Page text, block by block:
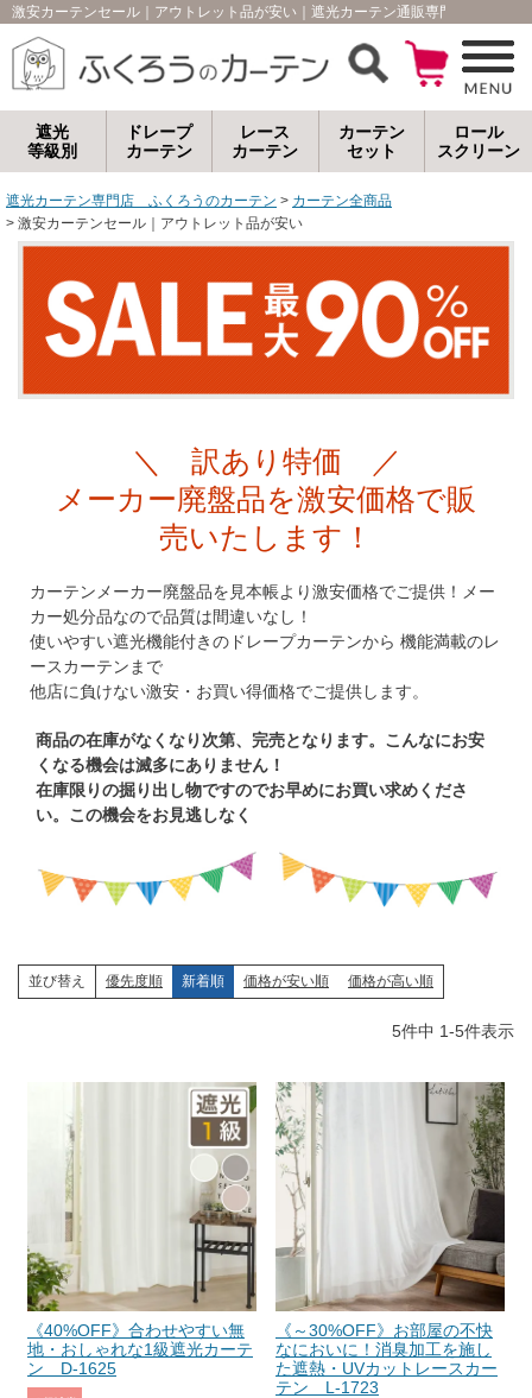
激安カーテンセール｜アウトレット品が安い｜遮光カーテン通販専門店｜ふくろ
遮光
等級別
ドレープ
カーテン
レース
カーテン
カーテン
セット
ロール
スクリーン
遮光カーテン専門店 ふくろうのカーテン
カーテン全商品
激安カーテンセール｜アウトレット品が安い
＼ 訳あり特価 ／
メーカー廃盤品を激安価格で販
売いたします！
カーテンメーカー廃盤品を見本帳より激安価格でご提供！メー
カー処分品なので品質は間違いなし！
使いやすい遮光機能付きのドレープカーテンから 機能満載のレ
ースカーテンまで
他店に負けない激安・お買い得価格でご提供します。
商品の在庫がなくなり次第、完売となります。こんなにお安
くなる機会は滅多にありません！
在庫限りの掘り出し物ですのでお早めにお買い求めくださ
い。この機会をお見逃しなく
並び替え 優先度順 新着順 価格が安い順 価格が高い順
5件中 1-5件表示
《40%OFF》合わせやすい無
地・おしゃれな1級遮光カーテ
ン D-1625
《～30%OFF》お部屋の不快
なにおいに！消臭加工を施し
た遮熱・UVカットレースカー
テン L-1723